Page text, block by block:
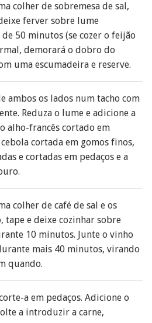
colher de sobremesa de sal,
ferver sobre lume
50 minutos (se cozer o feijão
demorará o dobro do
uma escumadeira e reserve.
ambos os lados num tacho com
Reduza o lume e adicione a
alho-francês cortado em
cortada em gomos finos,
e cortadas em pedaços e a
colher de café de sal e os
tape e deixe cozinhar sobre
10 minutos. Junte o vinho
mais 40 minutos, virando
quando.
a em pedaços. Adicione o
a introduzir a carne,